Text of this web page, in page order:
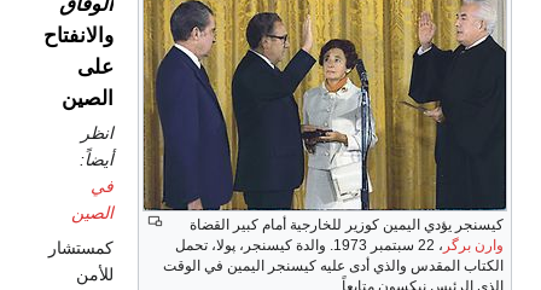
كيسنجر يؤدي اليمين كوزير للخارجية أمام كبير القضاة
وارن برگر
، 22 سبتمبر 1973. والدة كيسنجر، پولا، تحمل
الكتاب المقدس والذي أدى عليه كيسنجر اليمين في الوقت
الذي الرئيس نيكسون متابعاً.
والانفتاح
على
الصين
انظر
أيضاً:
في
الصين
كمستشار
للأمن